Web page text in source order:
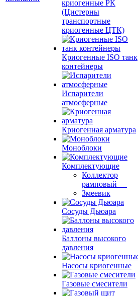
криогенные РК
(Цистерны
транспортные
криогенные ЦТК)
Криогенные ISO танк
контейнеры
Испарители
атмосферные
Криогенная арматура
Моноблоки
Комплектующие
Коллектор
рамповый —
Змеевик
Сосуды Дьюара
Баллоны высокого
давления
Насосы криогенные
Газовые смесители